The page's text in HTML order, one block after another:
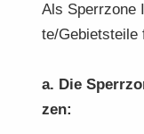
Als Sperr­zo­ne
te/Ge­biets­tei­le
a. Die
zen: